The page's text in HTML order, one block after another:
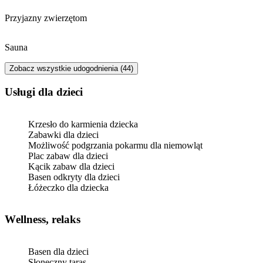
przez którą dokonano rezerwacji, zamiast
przez stronę internetową MS Pro
dotyczącej zwrotu kosztów, sprawa zostaje
Konsumentów.
Przyjazny zwierzętom
Sauna
Zobacz wszystkie udogodnienia (44)
usługi dla dzieci
Krzesło do karmienia dziecka
Zabawki dla dzieci
Możliwość podgrzania pokarmu dla niemowląt
Plac zabaw dla dzieci
Kącik zabaw dla dzieci
Basen odkryty dla dzieci
Łóżeczko dla dziecka
Wellness, relaks
Basen dla dzieci